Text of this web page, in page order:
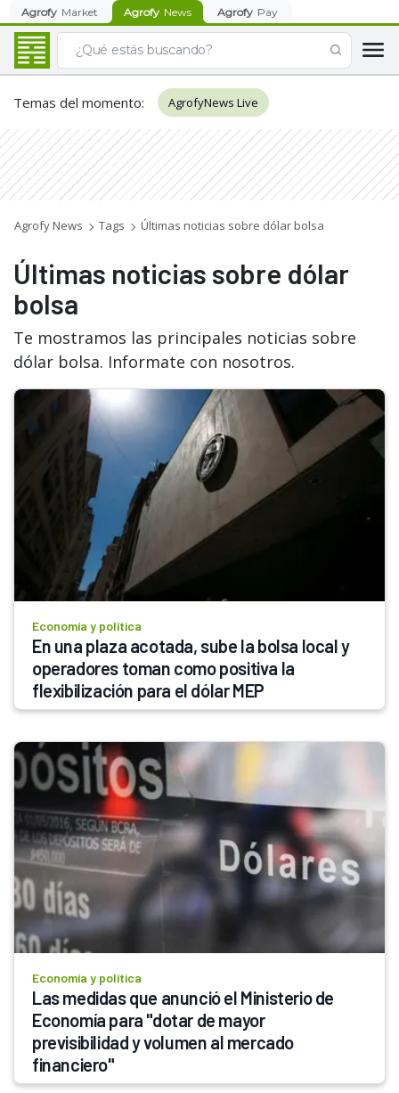
Agrofy Market Agrofy News Agrofy Pay
Temas del momento: AgrofyNews Live
Agrofy News Tags Últimas noticias sobre dólar bolsa
Últimas noticias sobre dólar
bolsa
Te mostramos las principales noticias sobre
dólar bolsa. Informate con nosotros.
Economía y política
En una plaza acotada, sube la bolsa local y
operadores toman como positiva la
flexibilización para el dólar MEP
Economía y política
Las medidas que anunció el Ministerio de
Economía para "dotar de mayor
previsibilidad y volumen al mercado
financiero"